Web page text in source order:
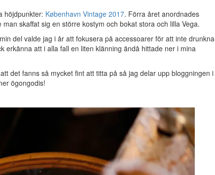
höjdpunkter: København Vintage 2017. Förra året anordnades
skaffat sig en större kostym och bokat stora och lilla Vega.
del valde jag i år att fokusera på accessoarer för att inte drunkna
erkänna att i alla fall en liten klänning ändå hittade ner i mina
det fanns så mycket fint att titta på så jag delar upp bloggningen i
ögongodis!